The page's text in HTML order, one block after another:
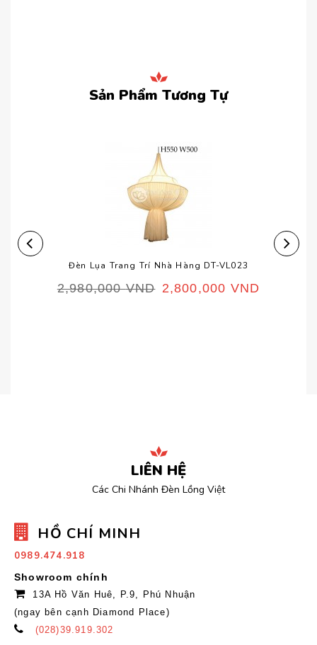
Sản Phẩm Tương Tự
Đèn Lụa Trang Trí Nhà Hàng DT-VL023
2,980,000VND 2,800,000 VND
LIÊN HỆ
Các Chi Nhánh Đèn Lồng Việt
HỒ CHÍ MINH
0989.474.918
Showroom chính
13A Hồ Văn Huê, P.9, Phú Nhuận
(ngay bên cạnh Diamond Place)
(028)39.919.302